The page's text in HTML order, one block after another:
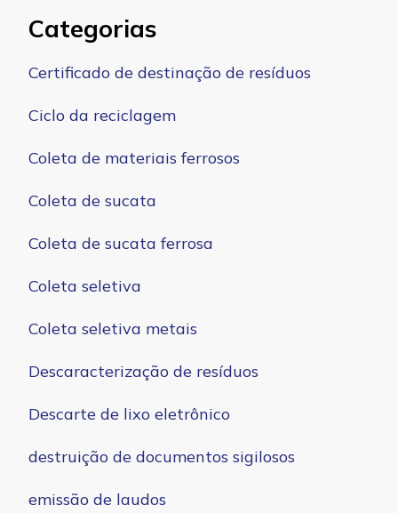
Categorias
Certificado de destinação de resíduos
Ciclo da reciclagem
Coleta de materiais ferrosos
Coleta de sucata
Coleta de sucata ferrosa
Coleta seletiva
Coleta seletiva metais
Descaracterização de resíduos
Descarte de lixo eletrônico
destruição de documentos sigilosos
emissão de laudos